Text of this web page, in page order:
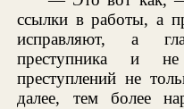
ссылки в работы, а
исправляют, а
преступника и
преступлений не
далее, тем более